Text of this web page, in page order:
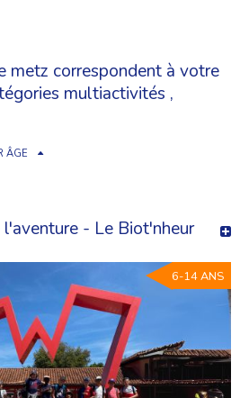
metz correspondent à votre
multiactivités ,
ÂGE
- Le Biot'nheur
6-14 ANS